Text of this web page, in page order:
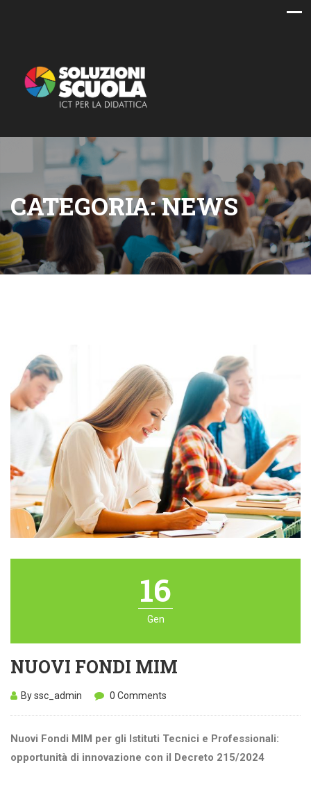
CATEGORIA:NEWS
16
Gen
NUOVI FONDI MIM
By ssc_admin 0 Comments
Nuovi Fondi MIM per gli Istituti Tecnici e Professionali:
opportunità di innovazione con il Decreto 215/2024